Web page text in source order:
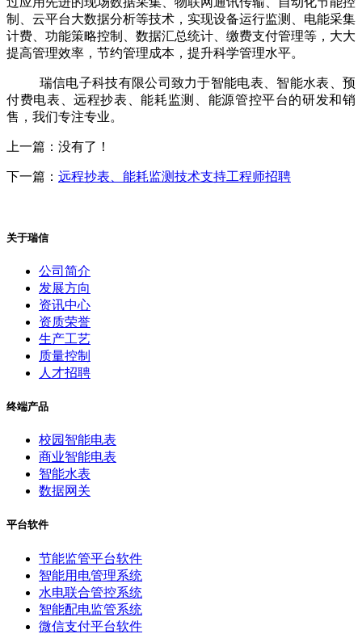
制、云平台大数据分析等技术，实现设备运行监测、电能采集
计费、功能策略控制、数据汇总统计、缴费支付管理等，大大
提高管理效率，节约管理成本，提升科学管理水平。
瑞信电子科技有限公司致力于智能电表、智能水表、预
付费电表、远程抄表、能耗监测、能源管控平台的研发和销
售，我们专注专业。
上一篇：没有了！
下一篇： 远程抄表、能耗监测技术支持工程师招聘
关于瑞信
公司简介
发展方向
资讯中心
资质荣誉
生产工艺
质量控制
人才招聘
终端产品
校园智能电表
商业智能电表
智能水表
数据网关
平台软件
节能监管平台软件
智能用电管理系统
水电联合管控系统
智能配电监管系统
微信支付平台软件